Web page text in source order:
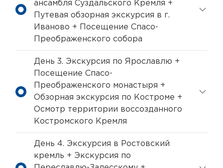
ансамбля Суздальского Кремля +
Путевая обзорная экскурсия в г.
Иваново + Посещение Спасо-
Преображенского собора
День 3. Экскурсия по Ярославлю +
Посещение Спасо-
Преображенского монастыря +
Обзорная экскурсия по Костроме +
Осмотр территории воссозданного
Костромского Кремля
День 4. Экскурсия в Ростовский
кремль + Экскурсия по